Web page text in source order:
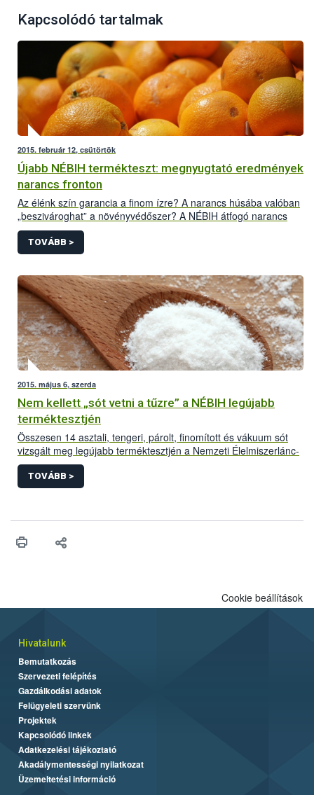
Kapcsolódó tartalmak
2015. február 12, csütörtök
Újabb NÉBIH termékteszt: megnyugtató eredmények
narancs fronton
Az élénk szín garancia a finom ízre? A narancs húsába valóban
„beszivároghat” a növényvédőszer? A NÉBIH átfogó narancs
terméktesztjéből most minden kiderül.
TOVÁBB >
2015. május 6, szerda
Nem kellett „sót vetni a tűzre” a NÉBIH legújabb
terméktesztjén
Összesen 14 asztali, tengeri, párolt, finomított és vákuum sót
vizsgált meg legújabb terméktesztjén a Nemzeti Élelmiszerlánc-
biztonsági Hivatal (NÉBIH). A minták fizikai-, kémiai paraméterei
és érzékszervi tulajdonságai megfeleltek az előírásoknak, és
főleg csak kisebb jelölési hibákat talált a termékek felénél a
TOVÁBB >
Cookie beállítások
Hivatalunk
Bemutatkozás
Szervezeti felépítés
Gazdálkodási adatok
Felügyeleti szervünk
Projektek
Kapcsolódó linkek
Adatkezelési tájékoztató
Akadálymentességi nyilatkozat
Üzemeltetési információ